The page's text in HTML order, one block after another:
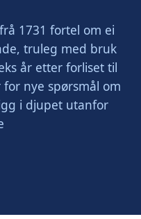
1731 fortel om ei
truleg med bruk
år etter forliset til
nye spørsmål om
i djupet utanfor